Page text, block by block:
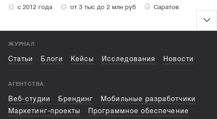
с 2012 года от 3 тыс до 2 млн руб Саратов
ЖУРНАЛ
Статьи Блоги Кейсы Исследования Новости
АГЕНТСТВА
Веб-студии Брендинг
Мобильные разработчики
Маркетинг-проекты
Программное обеспечение